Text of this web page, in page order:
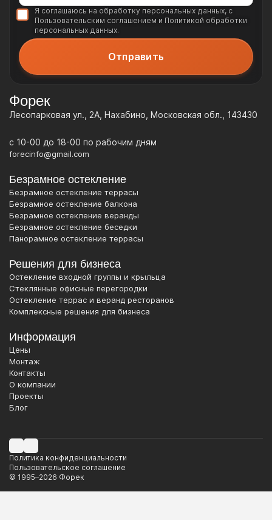
Я соглашаюсь на обработку персональных данных, с
Пользовательским соглашением и Политикой обработки
персональных данных.
Безрамное остекление
Безрамное остекление террасы
Безрамное остекление балкона
Безрамное остекление веранды
Безрамное остекление беседки
Панорамное остекление террасы
Решения для бизнеса
Остекление входной группы и крыльца
Стеклянные офисные перегородки
Остекление террас и веранд ресторанов
Комплексные решения для бизнеса
Информация
Цены
Монтаж
Контакты
О компании
Проекты
Блог
Форек
Лесопарковая ул., 2А, Нахабино, Московская обл., 143430
c 10-00 до 18-00 по рабочим дням
forecinfo@gmail.com
Политика конфиденциальности
Пользовательское соглашение
© 1995–2026 Форек